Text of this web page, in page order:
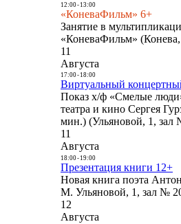
12:00- 13:00
«КоневаФильм» 6+
Занятие в
«КоневаФильм»
11
Августа
17:00- 18:00
Виртуальный
Показ х/ф «Смелые
театра и кино Сергея
мин.) (Ульяновой, 1, зал
11
Августа
18:00- 19:00
Презентация книги 12+
Новая книга поэта
М. Ульяновой, 1, зал №
12
Августа